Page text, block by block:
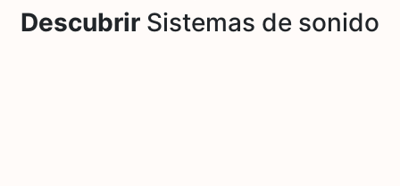
Descubrir Sistemas de sonido